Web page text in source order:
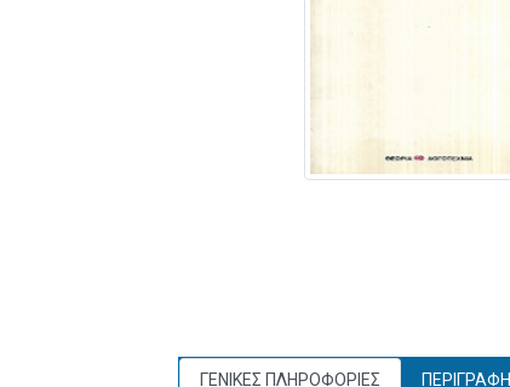
ΓΕΝΙΚΕΣ ΠΛΗΡΟΦΟΡΙΕΣ ΠΕΡΙΓΡΑΦΗ